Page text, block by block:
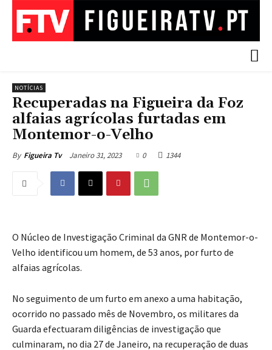
NOTÍCIAS
Recuperadas na Figueira da Foz
alfaias agrícolas furtadas em
Montemor-o-Velho
By Figueira Tv Janeiro 31, 2023 0 1344
O Núcleo de Investigação Criminal da GNR de Montemor-o-
Velho identificou um homem, de 53 anos, por furto de
alfaias agrícolas.
No seguimento de um furto em anexo a uma habitação,
ocorrido no passado mês de Novembro, os militares da
Guarda efectuaram diligências de investigação que
culminaram, no dia 27 de Janeiro, na recuperação de duas